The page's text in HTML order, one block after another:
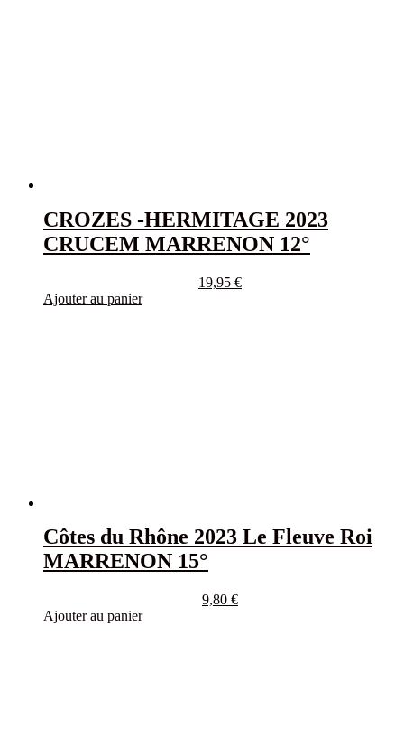
CROZES -HERMITAGE 2023
CRUCEM MARRENON 12°
19,95 €
Ajouter au panier
Côtes du Rhône 2023 Le Fleuve Roi
MARRENON 15°
9,80 €
Ajouter au panier